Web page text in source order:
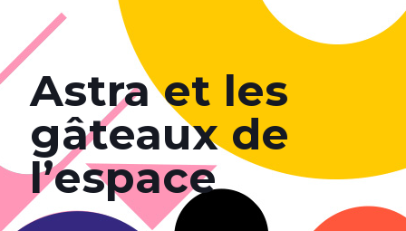
Astra et les
gâteaux de
l’espace